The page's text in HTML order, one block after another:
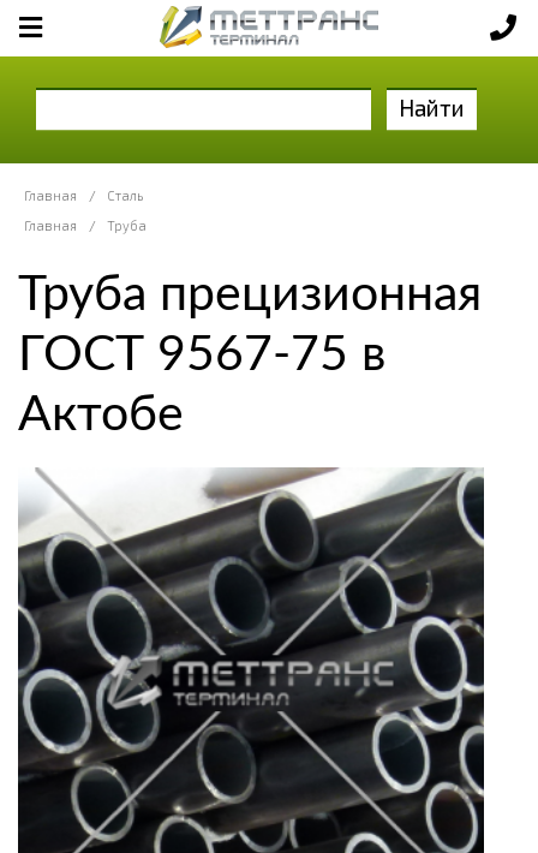
Найти
Главная /
Сталь
Главная
/ Труба
Труба прецизионная
ГОСТ 9567-75 в
Актобе